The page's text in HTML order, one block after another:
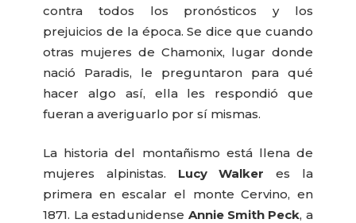
contra todos los pronósticos y los
prejuicios de la época. Se dice que cuando
otras mujeres de Chamonix, lugar donde
nació Paradis, le preguntaron para qué
hacer algo así, ella les respondió que
fueran a averiguarlo por sí mismas.
La historia del montañismo está llena de
mujeres alpinistas. Lucy Walker es la
primera en escalar el monte Cervino, en
1871. La estadunidense Annie Smith Peck, a